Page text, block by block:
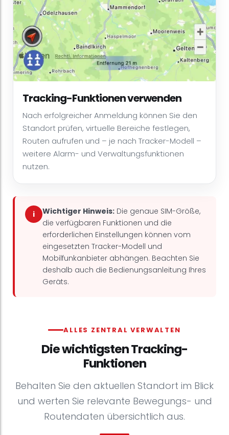
Tracking-Funktionen verwenden
Nach erfolgreicher Anmeldung können Sie den
Standort prüfen, virtuelle Bereiche festlegen,
Routen aufrufen und – je nach Tracker-Modell –
weitere Alarm- und Verwaltungsfunktionen
nutzen.
i Wichtiger Hinweis: Die genaue SIM-Größe,
die verfügbaren Funktionen und die
erforderlichen Einstellungen können vom
eingesetzten Tracker-Modell und
Mobilfunkanbieter abhängen. Beachten Sie
deshalb auch die Bedienungsanleitung Ihres
Geräts.
ALLES ZENTRAL VERWALTEN
Die wichtigsten Tracking-
Funktionen
Behalten Sie den aktuellen Standort im Blick
und werten Sie relevante Bewegungs- und
Routendaten übersichtlich aus.